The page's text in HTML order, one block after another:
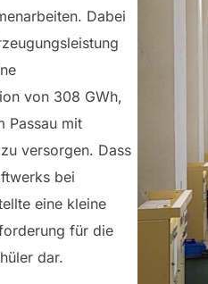
Dabei
von 308 GWh,
Passau mit
versorgen. Dass
bei
eine kleine
für die
dar.